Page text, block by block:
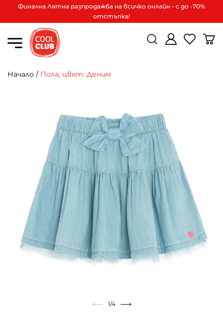
Финална Лятна разпродажба на всичко онлайн - с до -70%
отстъпка!
Начало / Пола, цвят: Деним
1/4